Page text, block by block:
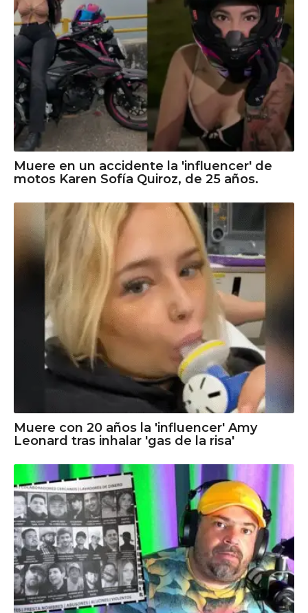
Muere en un accidente la 'influencer' de
motos Karen Sofía Quiroz, de 25 años.
Muere con 20 años la 'influencer' Amy
Leonard tras inhalar 'gas de la risa'